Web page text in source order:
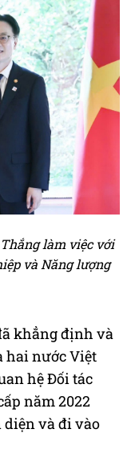
làm việc với
và Năng lượng
khẳng định và
hai nước Việt
hệ Đối tác
năm 2022
diện và đi vào